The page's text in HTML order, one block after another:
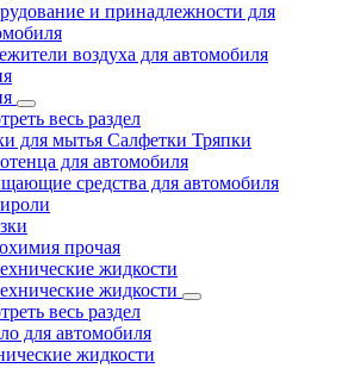
и принадлежности для
воздуха для автомобиля
весь раздел
для мытья Салфетки Тряпки
для автомобиля
средства для автомобиля
прочая
жидкости
жидкости
весь раздел
для автомобиля
жидкости